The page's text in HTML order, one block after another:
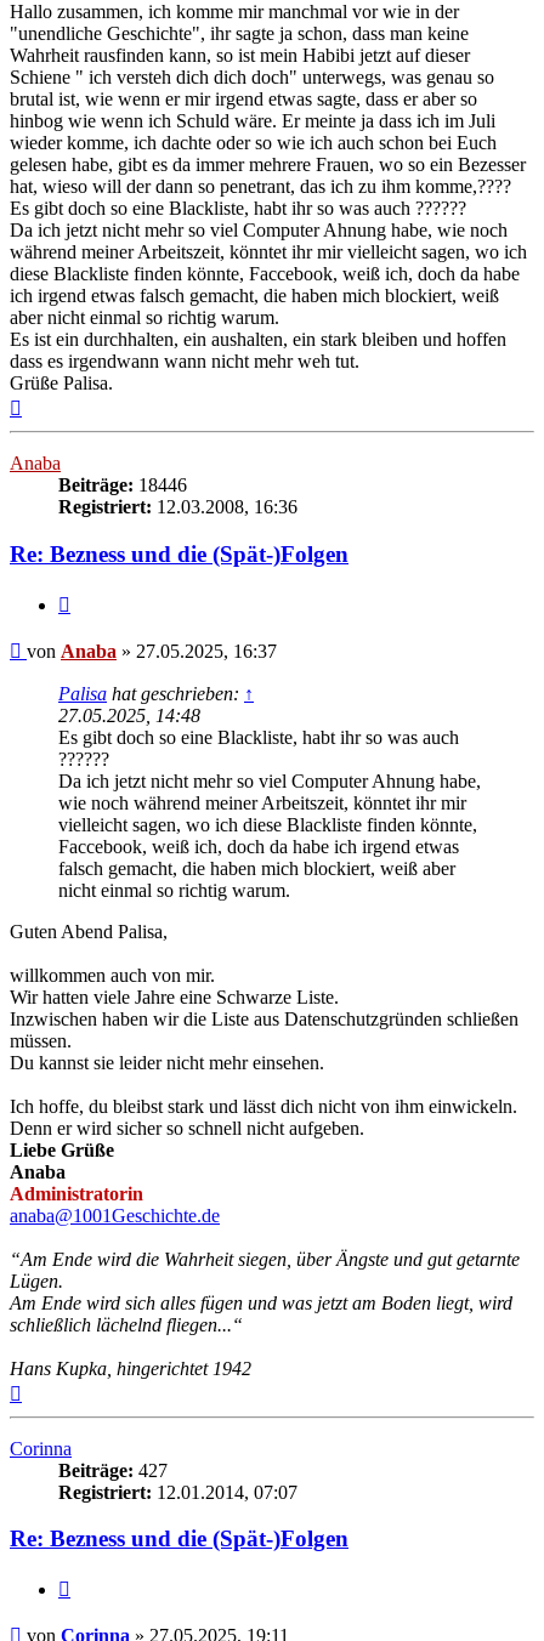
Hallo zusammen, ich komme mir manchmal vor wie in der
"unendliche Geschichte", ihr sagte ja schon, dass man keine
Wahrheit rausfinden kann, so ist mein Habibi jetzt auf dieser
Schiene " ich versteh dich dich doch" unterwegs, was genau so
brutal ist, wie wenn er mir irgend etwas sagte, dass er aber so
hinbog wie wenn ich Schuld wäre. Er meinte ja dass ich im Juli
wieder komme, ich dachte oder so wie ich auch schon bei Euch
gelesen habe, gibt es da immer mehrere Frauen, wo so ein Bezesser
hat, wieso will der dann so penetrant, das ich zu ihm komme,????
Es gibt doch so eine Blackliste, habt ihr so was auch ??????
Da ich jetzt nicht mehr so viel Computer Ahnung habe, wie noch
während meiner Arbeitszeit, könntet ihr mir vielleicht sagen, wo ich
diese Blackliste finden könnte, Faccebook, weiß ich, doch da habe
ich irgend etwas falsch gemacht, die haben mich blockiert, weiß
aber nicht einmal so richtig warum.
Es ist ein durchhalten, ein aushalten, ein stark bleiben und hoffen
dass es irgendwann wann nicht mehr weh tut.
Grüße Palisa.
Anaba
Beiträge: 18446
Registriert: 12.03.2008, 16:36
Re: Bezness und die (Spät-)Folgen
Beitrag
von Anaba » 27.05.2025, 16:37
Palisa hat geschrieben: ↑
27.05.2025, 14:48
Es gibt doch so eine Blackliste, habt ihr so was auch
??????
Da ich jetzt nicht mehr so viel Computer Ahnung habe,
wie noch während meiner Arbeitszeit, könntet ihr mir
vielleicht sagen, wo ich diese Blackliste finden könnte,
Faccebook, weiß ich, doch da habe ich irgend etwas
falsch gemacht, die haben mich blockiert, weiß aber
nicht einmal so richtig warum.
Guten Abend Palisa,
willkommen auch von mir.
Wir hatten viele Jahre eine Schwarze Liste.
Inzwischen haben wir die Liste aus Datenschutzgründen schließen
müssen.
Du kannst sie leider nicht mehr einsehen.
Ich hoffe, du bleibst stark und lässt dich nicht von ihm einwickeln.
Denn er wird sicher so schnell nicht aufgeben.
Liebe Grüße
Anaba
Administratorin
anaba@1001Geschichte.de
“Am Ende wird die Wahrheit siegen, über Ängste und gut getarnte
Lügen.
Am Ende wird sich alles fügen und was jetzt am Boden liegt, wird
schließlich lächelnd fliegen...“
Hans Kupka, hingerichtet 1942
Corinna
Beiträge: 427
Registriert: 12.01.2014, 07:07
Re: Bezness und die (Spät-)Folgen
Beitrag
von Corinna » 27.05.2025, 19:11